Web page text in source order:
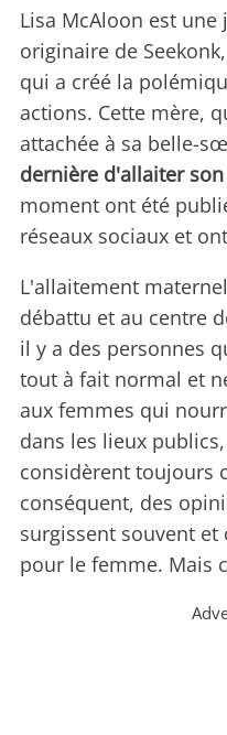
Lisa McAloon est
originaire de
qui a créé la
actions. Cette mère,
attachée à sa belle-
dernière d'allaiter
moment ont été
réseaux sociaux et
L'allaitement
débattu et au centre
il y a des personnes
tout à fait normal et
aux femmes qui
dans les lieux
considèrent toujours
conséquent, des
surgissent souvent
pour le femme. Mais